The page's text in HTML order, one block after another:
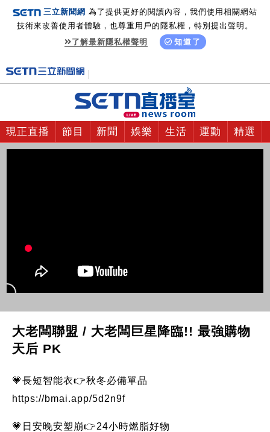
三立新聞網 為了提供更好的閱讀內容，我們使用相關網站
技術來改善使用者體驗，也尊重用戶的隱私權，特別提出聲明。
了解最新隱私權聲明
知道了
現正直播 節目 新聞 娛樂 生活 運動 精選
大老闆聯盟 / 大老闆巨星降臨!! 最強購物
天后 PK
💗長短智能衣👉秋冬必備單品
https://bmai.app/5d2n9f
💗日安晚安塑崩👉24小時燃脂好物